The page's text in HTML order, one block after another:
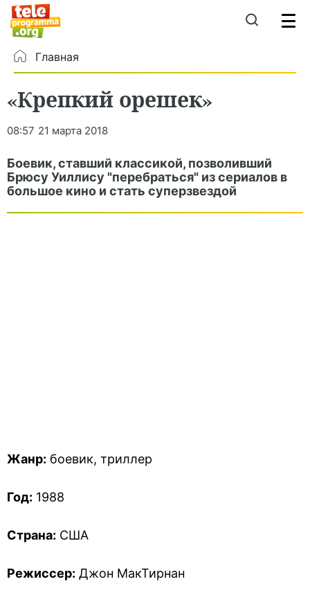
Главная
«Крепкий орешек»
08:57 21 марта 2018
Боевик, ставший классикой, позволивший
Брюсу Уиллису "перебраться" из сериалов в
большое кино и стать суперзвездой
Жанр: боевик, триллер
Год: 1988
Страна: США
Режиссер: Джон МакТирнан